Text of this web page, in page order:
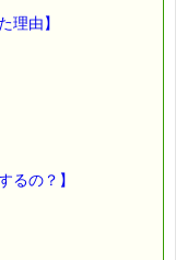
特集ページ
６日間コース
理由】
るの？】